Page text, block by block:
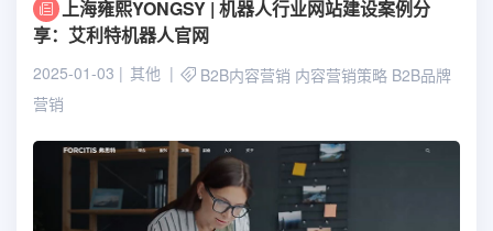
上海雍熙YONGSY | 机器人行业网站建设案例分
享：艾利特机器人官网
2025-01-03 其他 B2B内容营销 内容营销策略 B2B品牌
营销